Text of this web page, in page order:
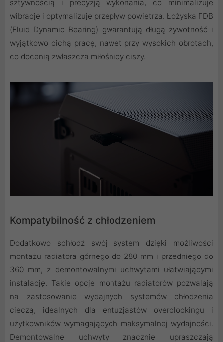
sztywnością i precyzją wykonania, co minimalizuje
wibracje i optymalizuje przepływ powietrza. Łożyska FDB
(Fluid Dynamic Bearing) gwarantują długą żywotność i
wyjątkowo cichą pracę, nawet przy wysokich obrotach,
co docenią zwłaszcza miłośnicy ciszy.
Kompatybilność z chłodzeniem
Dodatkowo schłodź swój system dzięki możliwości
montażu radiatora górnego do 280 mm i przedniego do
360 mm, z demontowalnymi uchwytami ułatwiającymi
instalację. Takie opcje montażu radiatorów pozwalają
na zastosowanie wydajnych systemów chłodzenia
cieczą, idealnych dla entuzjastów overclockingu i
użytkowników wymagających maksymalnej wydajności.
Demontowalne uchwyty znacznie upraszczają